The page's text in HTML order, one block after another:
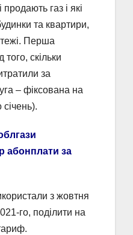
продають газ і які
та квартири,
Перша
того, скільки
за
– фіксована на
січень).
абонплати за
з жовтня
го, поділити на